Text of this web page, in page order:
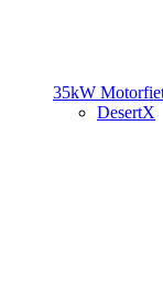
35kW
DesertX